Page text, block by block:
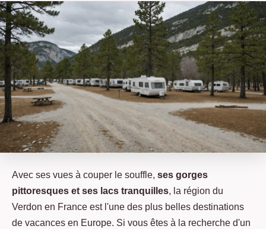
Avec ses vues à couper le souffle, ses gorges
pittoresques et ses lacs tranquilles, la région du
Verdon en France est l'une des plus belles destinations
de vacances en Europe. Si vous êtes à la recherche d'un